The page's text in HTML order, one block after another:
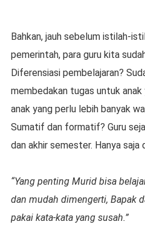
Bahkan, jauh sebelum istilah-
pemerintah, para guru kita
Diferensiasi pembelajaran?
membedakan tugas untuk
anak yang perlu lebih banyak
Sumatif dan formatif? Guru
dan akhir semester. Hanya saja
“Yang penting Murid bisa
dan mudah dimengerti, Bapak
pakai kata-kata yang susah.”